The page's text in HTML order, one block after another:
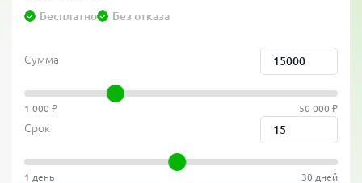
Бесплатно
Без отказа
Сумма
1 000 ₽ 50 000 ₽
Срок
1 день 30 дней